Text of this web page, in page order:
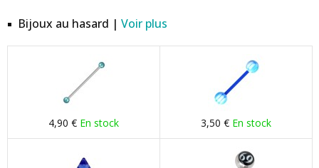
Bijoux au hasard | Voir plus
4,90 € En stock 3,50 € En stock